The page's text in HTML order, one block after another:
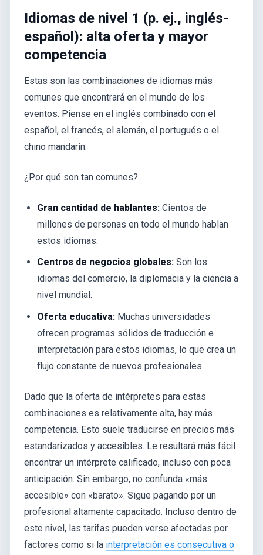
Idiomas de nivel 1 (p. ej., inglés-
español): alta oferta y mayor
competencia
Estas son las combinaciones de idiomas más
comunes que encontrará en el mundo de los
eventos. Piense en el inglés combinado con el
español, el francés, el alemán, el portugués o el
chino mandarín.
¿Por qué son tan comunes?
Gran cantidad de hablantes: Cientos de
millones de personas en todo el mundo hablan
estos idiomas.
Centros de negocios globales: Son los
idiomas del comercio, la diplomacia y la ciencia a
nivel mundial.
Oferta educativa: Muchas universidades
ofrecen programas sólidos de traducción e
interpretación para estos idiomas, lo que crea un
flujo constante de nuevos profesionales.
Dado que la oferta de intérpretes para estas
combinaciones es relativamente alta, hay más
competencia. Esto suele traducirse en precios más
estandarizados y accesibles. Le resultará más fácil
encontrar un intérprete calificado, incluso con poca
anticipación. Sin embargo, no confunda «más
accesible» con «barato». Sigue pagando por un
profesional altamente capacitado. Incluso dentro de
este nivel, las tarifas pueden verse afectadas por
factores como si la interpretación es consecutiva o